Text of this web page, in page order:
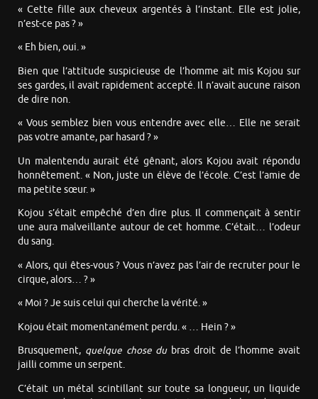
« Cette fille aux cheveux argentés à l’instant. Elle est jolie,
n’est-ce pas ? »
« Eh bien, oui. »
Bien que l’attitude suspicieuse de l’homme ait mis Kojou sur
ses gardes, il avait rapidement accepté. Il n’avait aucune raison
de dire non.
« Vous semblez bien vous entendre avec elle… Elle ne serait
pas votre amante, par hasard ? »
Un malentendu aurait été gênant, alors Kojou avait répondu
honnêtement. « Non, juste un élève de l’école. C’est l’amie de
ma petite sœur. »
Kojou s’était empêché d’en dire plus. Il commençait à sentir
une aura malveillante autour de cet homme. C’était… l’odeur
du sang.
« Alors, qui êtes-vous ? Vous n’avez pas l’air de recruter pour le
cirque, alors… ? »
« Moi ? Je suis celui qui cherche la vérité. »
Kojou était momentanément perdu. « … Hein ? »
Brusquement, quelque chose du bras droit de l’homme avait
jailli comme un serpent.
C’était un métal scintillant sur toute sa longueur, un liquide